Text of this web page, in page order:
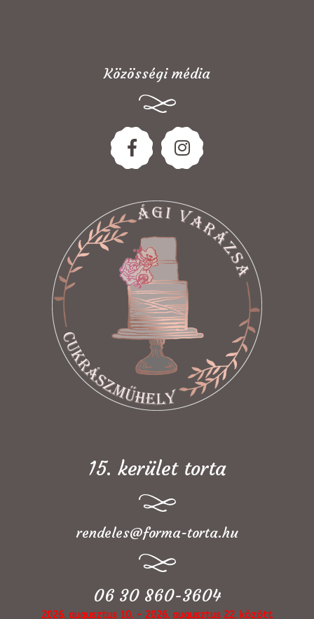
Közösségi média
15. kerület torta
rendeles@forma-torta.hu
06 30 860-3604
2026. augusztus 10. - 2026. augusztus 22. között